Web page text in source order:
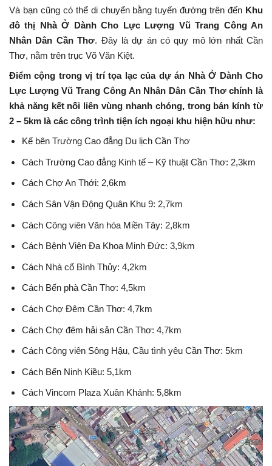
Và bạn cũng có thể di chuyển bằng tuyến đường trên đến Khu
đô thị Nhà Ở Dành Cho Lực Lượng Vũ Trang Công An
Nhân Dân Cần Thơ. Đây là dự án có quy mô lớn nhất Cần
Thơ, nằm trên trục Võ Văn Kiệt.
Điểm cộng trong vị trí tọa lạc của dự án Nhà Ở Dành Cho
Lực Lượng Vũ Trang Công An Nhân Dân Cần Thơ chính là
khả năng kết nối liên vùng nhanh chóng, trong bán kính từ
2 – 5km là các công trình tiện ích ngoại khu hiện hữu như:
Kế bên Trường Cao đẳng Du lịch Cần Thơ
Cách Trường Cao đẳng Kinh tế – Kỹ thuật Cần Thơ: 2,3km
Cách Chợ An Thới: 2,6km
Cách Sân Vận Động Quân Khu 9: 2,7km
Cách Công viên Văn hóa Miền Tây: 2,8km
Cách Bệnh Viện Đa Khoa Minh Đức: 3,9km
Cách Nhà cổ Bình Thủy: 4,2km
Cách Bến phà Cần Thơ: 4,5km
Cách Chợ Đêm Cần Thơ: 4,7km
Cách Chợ đêm hải sản Cần Thơ: 4,7km
Cách Công viên Sông Hậu, Cầu tình yêu Cần Thơ: 5km
Cách Bến Ninh Kiều: 5,1km
Cách Vincom Plaza Xuân Khánh: 5,8km